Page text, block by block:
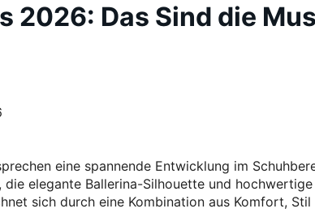
2026: Das Sind die
eine spannende Entwicklung im
elegante Ballerina-Silhouette und
sich durch eine Kombination aus Komfort, Stil